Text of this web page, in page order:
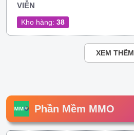
VIỄN
Kho hàng: 38
XEM THÊM
Phần Mềm MMO